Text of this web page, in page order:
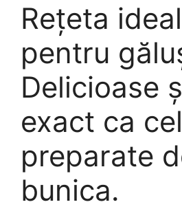
Rețeta
pentru
Delicioase
exact ca
preparate
bunica.